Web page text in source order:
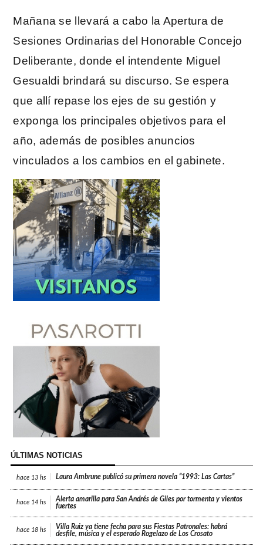
Mañana se llevará a cabo la Apertura de
Sesiones Ordinarias del Honorable Concejo
Deliberante, donde el intendente Miguel
Gesualdi brindará su discurso. Se espera
que allí repase los ejes de su gestión y
exponga los principales objetivos para el
año, además de posibles anuncios
vinculados a los cambios en el gabinete.
ÚLTIMAS NOTICIAS
hace 13 hs Laura Ambrune publicó su primera novela “1993: Las Cartas”
hace 14 hs
Alerta amarilla para San Andrés de Giles por tormenta y vientos
fuertes
hace 18 hs
Villa Ruiz ya tiene fecha para sus Fiestas Patronales: habrá
desfile, música y el esperado Rogelazo de Los Crosato